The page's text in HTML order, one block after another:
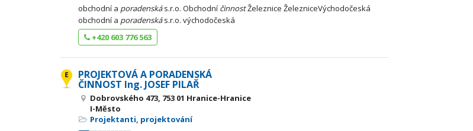
obchodní a poradenskás.r.o. Obchodní činnostŽeleznice ŽelezniceVýchodočeská
obchodní a poradenskás.r.o. východočeská
+420 603 776 563
PROJEKTOVÁ A PORADENSKÁ
ČINNOST Ing. JOSEF PILAŘ
Dobrovského 473, 753 01 Hranice-Hranice
I-Město
Projektanti, projektování